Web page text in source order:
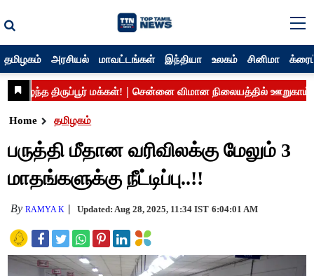
தமிழகம் அரசியல் மாவட்டங்கள் இந்தியா உலகம் சினிமா
Home தமிழகம்
பருத்தி மீதான வரிவிலக்கு மேலும் 3
மாதங்களுக்கு நீட்டிப்பு..!!
ByRAMYA K Updated: Aug 28, 2025, 11:34 IST 6:04:01 AM